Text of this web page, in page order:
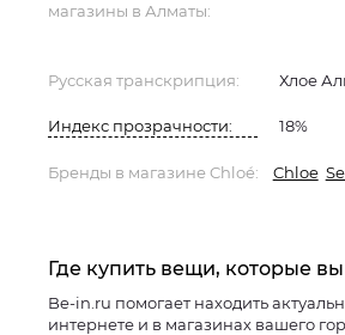
магазины в Алматы:
Русская транскрипция: Хлое
Индекс прозрачности: 18%
Бренды в магазине Chloé: Chloe
Где купить вещи, которые
Be-in.ru помогает находить
интернете и в магазинах вашего